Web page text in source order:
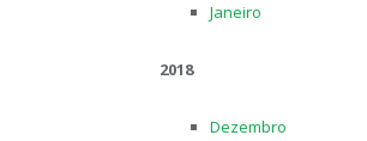
Janeiro
2018
Dezembro